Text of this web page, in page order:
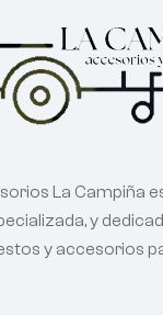
La Campiña
y
y accesorios